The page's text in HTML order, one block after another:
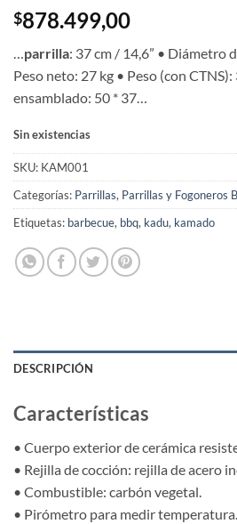
$878.499,00
…parrilla: 37 cm / 14,6” • Diámetro
Peso neto: 27 kg • Peso (con CTNS):
ensamblado: 50 * 37…
Sin existencias
SKU: KAM001
Categorías: Parrillas, Parrillas y Fogoneros
Etiquetas: barbecue, bbq, kadu, kamado
DESCRIPCIÓN
Características
• Cuerpo exterior de cerámica
• Rejilla de cocción: rejilla de acero
• Combustible: carbón vegetal.
• Pirómetro para medir temperatura.